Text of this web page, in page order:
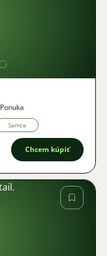
Ponuka
Samce
Chcem kúpiť